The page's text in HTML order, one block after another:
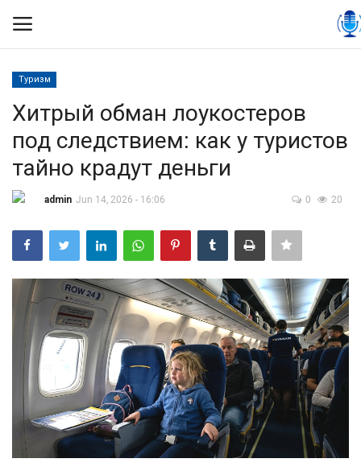
Контакты
Правила размещения
Экономика
Технологии
Спорт
Туризм
Недвижимость
Туризм
Хитрый обман лоукостеров
под следствием: как у туристов
тайно крадут деньги
admin Jun 14, 2026 - 16:06 0 20